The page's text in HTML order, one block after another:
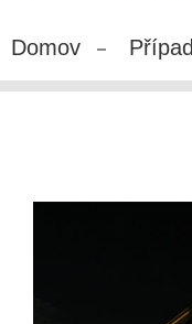
Domov Případ